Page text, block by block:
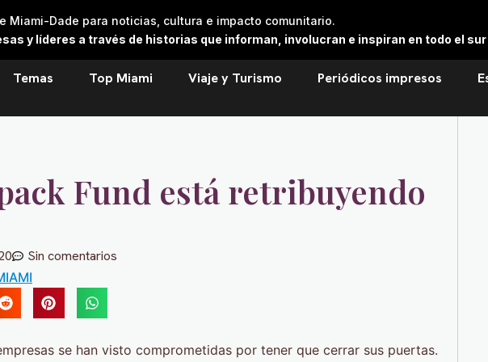
Miami-Dade para noticias, cultura e impacto comunitario.
y líderes a través de historias que informan, involucran e inspiran en todo el sur
Temas Top Miami Viaje y Turismo Periódicos impresos
Fund está retribuyendo
Sin comentarios
se han visto comprometidas por tener que cerrar sus puertas.